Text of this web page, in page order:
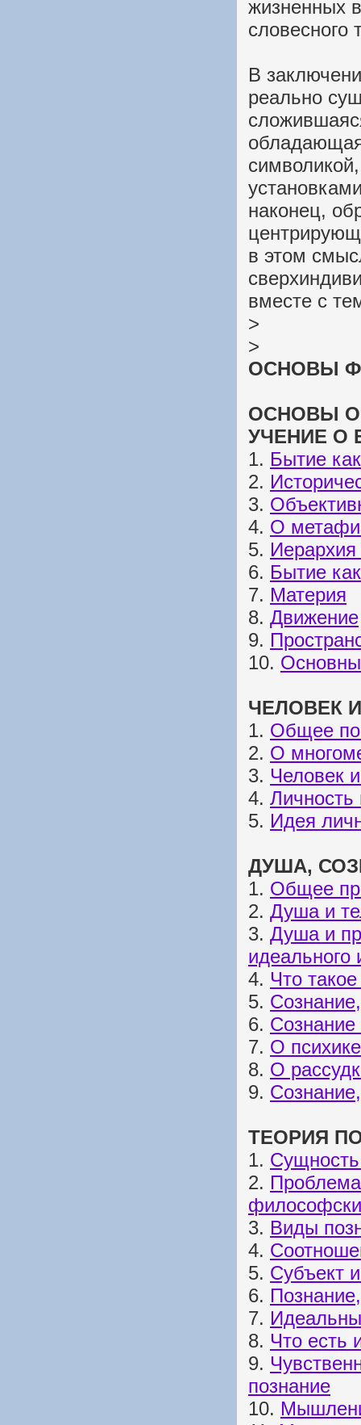
жизненных
словесного
В
реально
наконец,
в этом
вместе с
>
>
ОСНОВЫ
ОСНОВЫ
УЧЕНИЕ О
1. Бытие
2.
3.
4. О
5. Иерархия
6. Бытие
7. Материя
8. Движение
9.
10.
ЧЕЛОВЕК
1. Общее
2. О
3. Человек
4.
5. Идея
ДУША,
1. Общее
2. Душа и
3. Душа и
идеального
4. Что
5.
6. Сознание
7. О
8. О
9.
ТЕОРИЯ
1.
2.
3. Виды
4.
5. Субъект
6.
7.
8. Что есть
9.
познание
10.